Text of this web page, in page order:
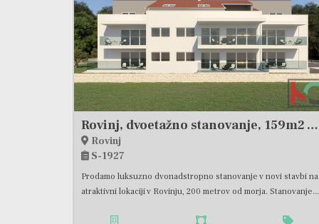
Rovinj, dvoetažno stanovanje, 159m2 v novogradnji, 4SS+DB z dvema parkirnima mestoma v garaži, # prodaja
Rovinj
S-1927
Prodamo luksuzno dvonadstropno stanovanje v novi stavbi na
atraktivni lokaciji v Rovinju, 200 metrov od morja. Stanovanje...